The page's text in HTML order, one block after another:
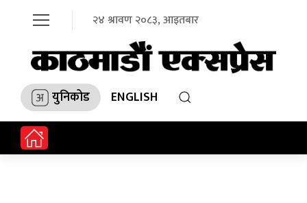
२४ श्रावण २०८३, आइतबार
युनिकोड ENGLISH